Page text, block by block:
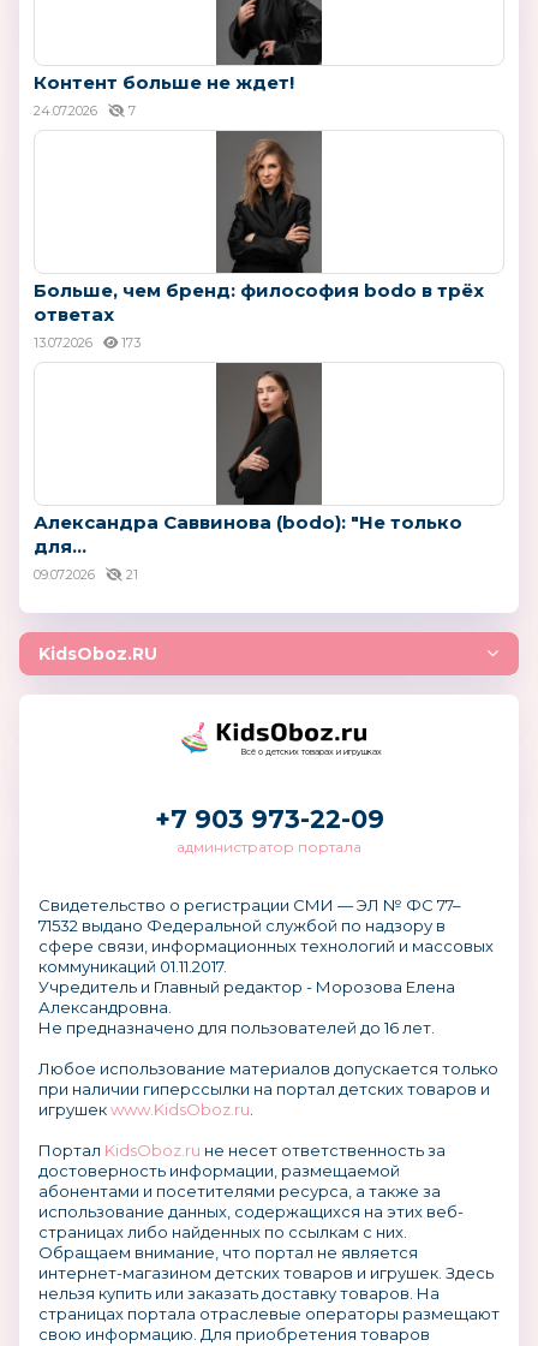
Контент больше не ждет!
24.07.2026 7
Больше, чем бренд: философия bodo в трёх
ответах
13.07.2026 173
Александра Саввинова (bodo): "Не только
для...
09.07.2026 21
KidsOboz.RU
Всё о детских товарах и игрушках
+7 903 973-22-09
администратор портала
Свидетельство о регистрации СМИ — ЭЛ № ФС 77–
71532 выдано Федеральной службой по надзору в
сфере связи, информационных технологий и массовых
коммуникаций 01.11.2017.
Учредитель и Главный редактор - Морозова Елена
Александровна.
Не предназначено для пользователей до 16 лет.
Любое использование материалов допускается только
при наличии гиперссылки на портал детских товаров и
игрушекwww.KidsOboz.ru
Портал KidsOboz.ru не несет ответственность за
достоверность информации, размещаемой
абонентами и посетителями ресурса, а также за
использование данных, содержащихся на этих веб-
страницах либо найденных по ссылкам с них.
Обращаем внимание, что портал не является
интернет-магазином детских товаров и игрушек. Здесь
нельзя купить или заказать доставку товаров. На
страницах портала отраслевые операторы размещают
свою информацию. Для приобретения товаров